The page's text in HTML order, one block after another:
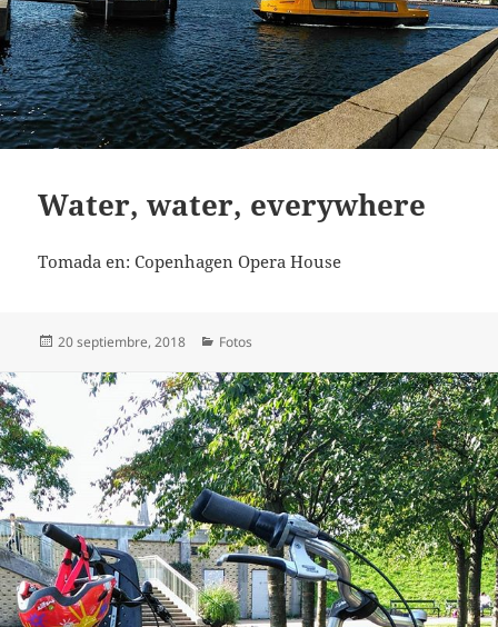
Water, water, everywhere
Tomada en: Copenhagen Opera House
Publicado
20 septiembre, 2018 Categorías
Fotos